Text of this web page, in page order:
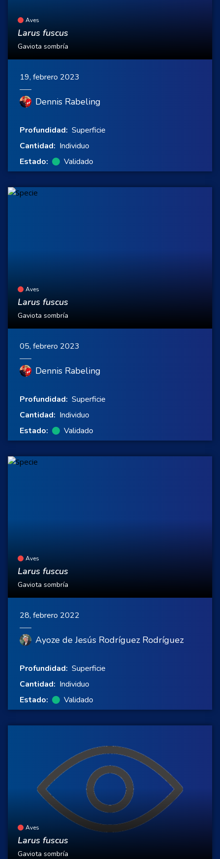
Aves
Larus fuscus
Gaviota sombría
19, febrero 2023
Dennis Rabeling
Profundidad: Superficie
Cantidad: Individuo
Estado:
Validado
Aves
Larus fuscus
Gaviota sombría
05, febrero 2023
Dennis Rabeling
Profundidad: Superficie
Cantidad: Individuo
Estado:
Validado
Aves
Larus fuscus
Gaviota sombría
28, febrero 2022
Ayoze de Jesús Rodríguez Rodríguez
Profundidad: Superficie
Cantidad: Individuo
Estado:
Validado
Aves
Larus fuscus
Gaviota sombría